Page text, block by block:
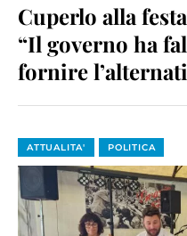
Cuperlo alla
“Il governo ha
fornire
ATTUALITA' POLITICA